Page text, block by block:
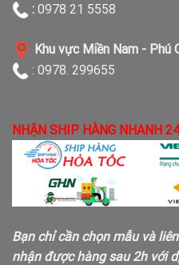
: 0978 21 5558
Khu vực Miền Nam - Phú
: 0978. 299655
NHẬN SHIP HÀNG NHANH
Bạn chỉ cần chọn mẫu và
nhận được hàng sau 2h với